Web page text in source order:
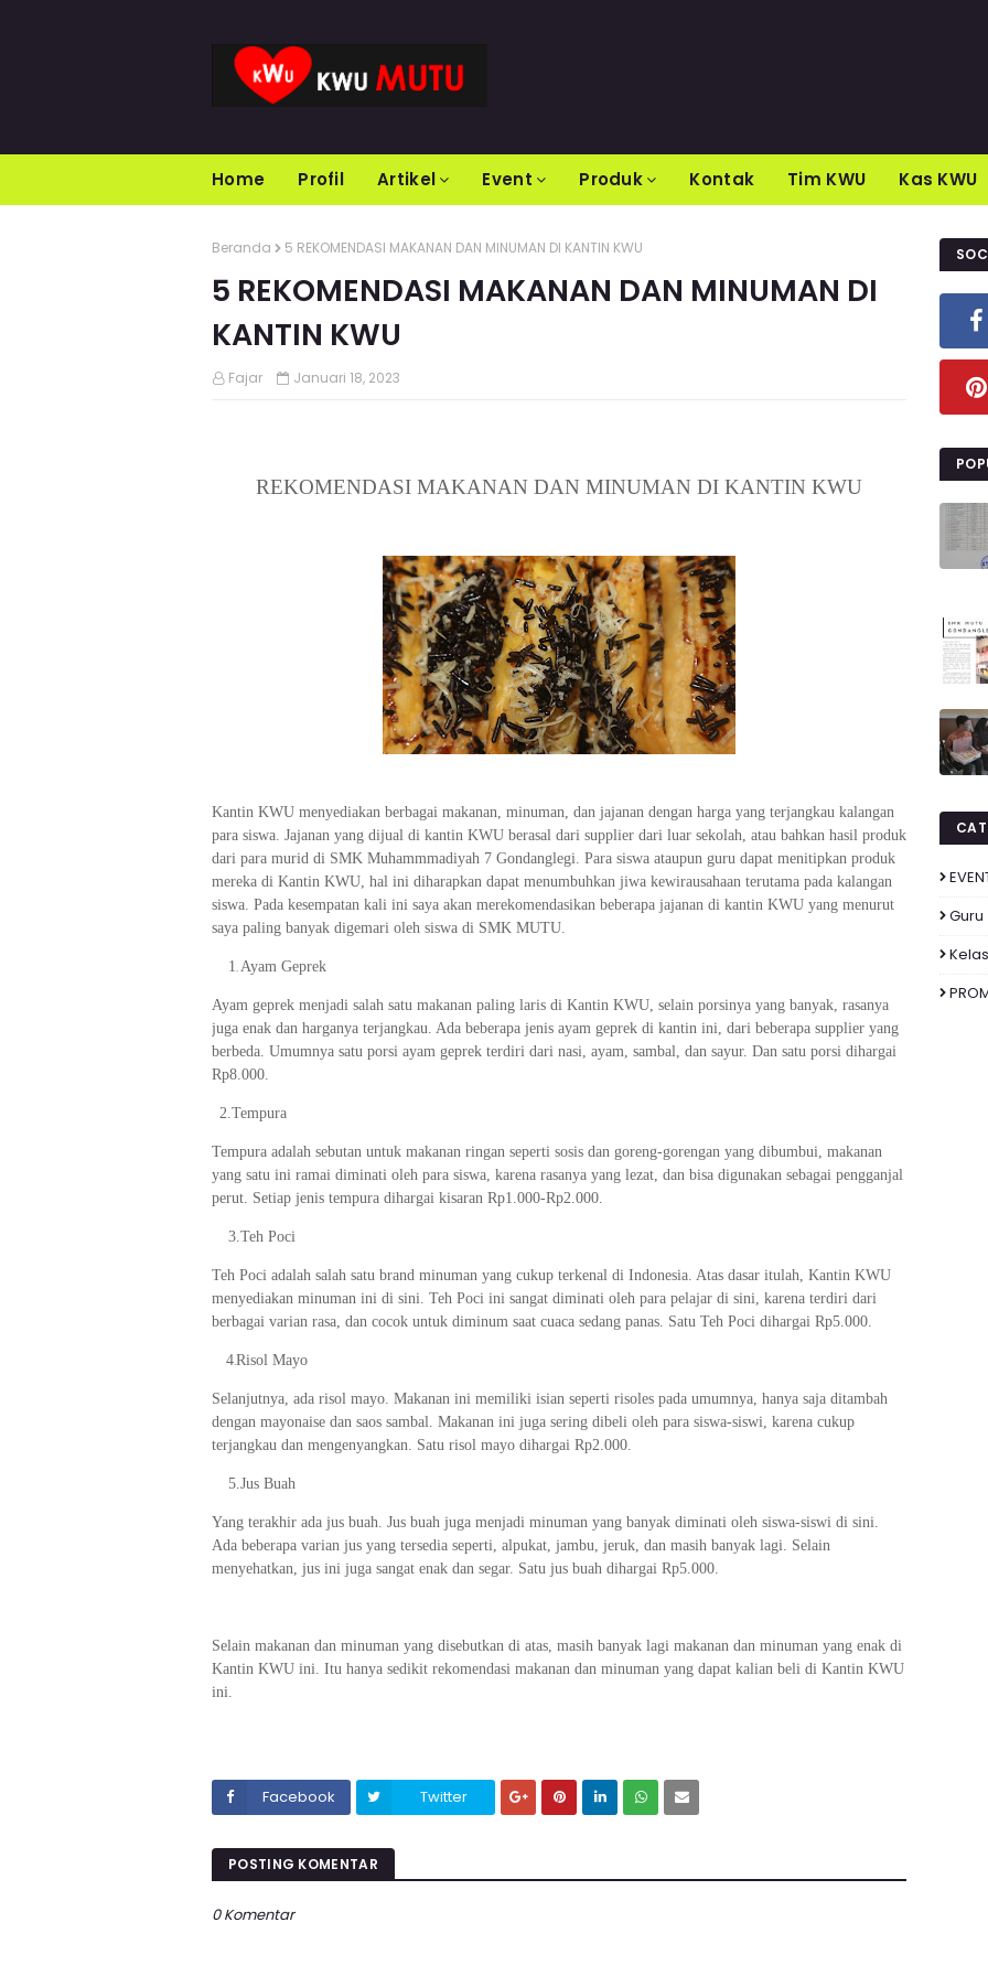
Home Profil Artikel Event Produk Kontak Tim KWU Kas KWU
Beranda 5 REKOMENDASI MAKANAN DAN MINUMAN DI KANTIN KWU
5 REKOMENDASI MAKANAN DAN MINUMAN DI
KANTIN KWU
Fajar Januari 18, 2023
REKOMENDASI MAKANAN DAN MINUMAN DI KANTIN KWU
Kantin KWU menyediakan berbagai makanan, minuman, dan jajanan dengan harga yang terjangkau kalangan
para siswa. Jajanan yang dijual di kantin KWU berasal dari supplier dari luar sekolah, atau bahkan hasil produk
dari para murid di SMK Muhammmadiyah 7 Gondanglegi. Para siswa ataupun guru dapat menitipkan produk
mereka di Kantin KWU, hal ini diharapkan dapat menumbuhkan jiwa kewirausahaan terutama pada kalangan
siswa. Pada kesempatan kali ini saya akan merekomendasikan beberapa jajanan di kantin KWU yang menurut
saya paling banyak digemari oleh siswa di SMK MUTU.
1. Ayam Geprek
Ayam geprek menjadi salah satu makanan paling laris di Kantin KWU, selain porsinya yang banyak, rasanya
juga enak dan harganya terjangkau. Ada beberapa jenis ayam geprek di kantin ini, dari beberapa supplier yang
berbeda. Umumnya satu porsi ayam geprek terdiri dari nasi, ayam, sambal, dan sayur. Dan satu porsi dihargai
Rp8.000.
2.Tempura
Tempura adalah sebutan untuk makanan ringan seperti sosis dan goreng-gorengan yang dibumbui, makanan
yang satu ini ramai diminati oleh para siswa, karena rasanya yang lezat, dan bisa digunakan sebagai pengganjal
perut. Setiap jenis tempura dihargai kisaran Rp1.000-Rp2.000.
3.Teh Poci
Teh Poci adalah salah satu brand minuman yang cukup terkenal di Indonesia. Atas dasar itulah, Kantin KWU
menyediakan minuman ini di sini. Teh Poci ini sangat diminati oleh para pelajar di sini, karena terdiri dari
berbagai varian rasa, dan cocok untuk diminum saat cuaca sedang panas. Satu Teh Poci dihargai Rp5.000.
4.Risol Mayo
Selanjutnya, ada risol mayo. Makanan ini memiliki isian seperti risoles pada umumnya, hanya saja ditambah
dengan mayonaise dan saos sambal. Makanan ini juga sering dibeli oleh para siswa-siswi, karena cukup
terjangkau dan mengenyangkan. Satu risol mayo dihargai Rp2.000.
5.Jus Buah
Yang terakhir ada jus buah. Jus buah juga menjadi minuman yang banyak diminati oleh siswa-siswi di sini.
Ada beberapa varian jus yang tersedia seperti, alpukat, jambu, jeruk, dan masih banyak lagi. Selain
menyehatkan, jus ini juga sangat enak dan segar. Satu jus buah dihargai Rp5.000.
Selain makanan dan minuman yang disebutkan di atas, masih banyak lagi makanan dan minuman yang enak di
Kantin KWU ini. Itu hanya sedikit rekomendasi makanan dan minuman yang dapat kalian beli di Kantin KWU
ini.
Facebook Twitter
POSTING KOMENTAR
0 Komentar
Guru